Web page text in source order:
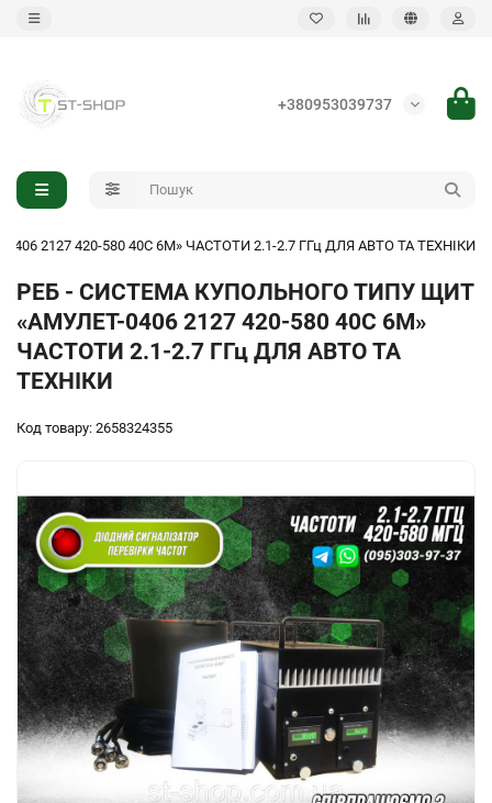
+380953039737
Назад
Піхотний ручний РЕБ
2127 420-580 40С 6М» ЧАСТОТИ 2.1-2.7 ГГц ДЛЯ АВТО ТА ТЕХНІКИ
РЕБ - СИСТЕМА КУПОЛЬНОГО ТИПУ ЩИТ
«АМУЛЕТ-0406 2127 420-580 40С 6М»
ЧАСТОТИ 2.1-2.7 ГГц ДЛЯ АВТО ТА
ТЕХНІКИ
Код товару: 2658324355